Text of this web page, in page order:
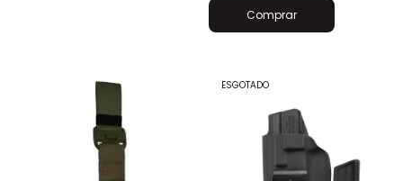
Comprar
ESGOTADO